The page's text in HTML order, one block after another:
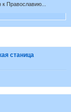
к Православию...
станица